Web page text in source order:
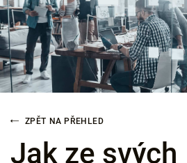
ZPĚT NA PŘEHLED
Jak ze svých